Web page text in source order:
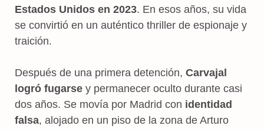
Estados Unidos en 2023. En esos años, su vida
se convirtió en un auténtico thriller de espionaje y
traición.
Después de una primera detención, Carvajal
logró fugarse y permanecer oculto durante casi
dos años. Se movía por Madrid con identidad
falsa, alojado en un piso de la zona de Arturo